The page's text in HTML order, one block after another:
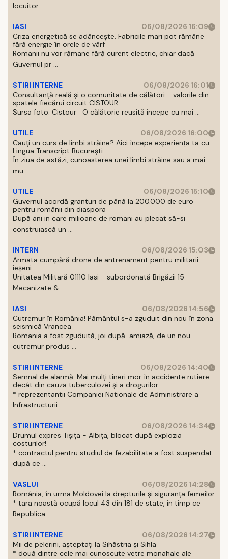
locuitor ...
IASI
06/08/2026 16:09
Criza energetică se adâncește. Fabricile mari pot rămâne
fără energie în orele de vârf
Romanii nu vor rămane fără curent electric, chiar dacă
Guvernul pr ...
STIRI INTERNE
06/08/2026 16:01
Consultanță reală și o comunitate de călători - valorile din
spatele fiecărui circuit CISTOUR
Sursa foto: Cistour O călătorie reusită incepe cu mai ...
UTILE
06/08/2026 16:00
Cauți un curs de limbi străine? Aici începe experiența ta cu
Lingua Transcript București
În ziua de astăzi, cunoasterea unei limbi străine sau a mai
mu ...
UTILE
06/08/2026 15:10
Guvernul acordă granturi de până la 200.000 de euro
pentru românii din diaspora
După ani in care milioane de romani au plecat să-si
construiască un ...
INTERN
06/08/2026 15:03
Armata cumpără drone de antrenament pentru militarii
ieșeni
Unitatea Militară 01110 Iasi - subordonată Brigăzii 15
Mecanizate & ...
IASI
06/08/2026 14:56
Cutremur în România! Pământul s-a zguduit din nou în zona
seismică Vrancea
Romania a fost zguduită, joi după-amiază, de un nou
cutremur produs ...
STIRI INTERNE
06/08/2026 14:40
Semnal de alarmă: Mai mulți tineri mor în accidente rutiere
decât din cauza tuberculozei și a drogurilor
* reprezentantii Companiei Nationale de Administrare a
Infrastructurii ...
STIRI INTERNE
06/08/2026 14:34
Drumul expres Tișița - Albița, blocat după explozia
costurilor!
* contractul pentru studiul de fezabilitate a fost suspendat
după ce ...
VASLUI
06/08/2026 14:28
România, în urma Moldovei la drepturile și siguranța femeilor
* tara noastă ocupă locul 43 din 181 de state, in timp ce
Republica ...
STIRI INTERNE
06/08/2026 14:27
Mii de pelerini, așteptați la Sihăstria și Sihla
* două dintre cele mai cunoscute vetre monahale ale